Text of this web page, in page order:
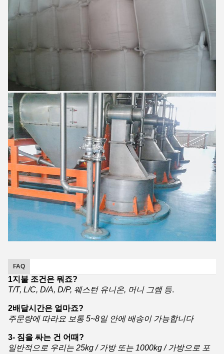
FAQ
1지불 조건은 뭐죠?
T/T, L/C, D/A, D/P, 웨스턴 유니온, 머니 그램 등.
2배달시간은 얼마죠?
주문량에 따라요 보통 5~8일 안에 배송이 가능합니다
3- 짐을 싸는 건 어때?
일반적으로 우리는 25kg / 가방 또는 1000kg / 가방으로 포